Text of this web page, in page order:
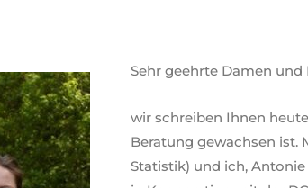
Sehr geehrte Damen und
wir schreiben Ihnen
Beratung gewachsen ist.
Statistik) und ich,